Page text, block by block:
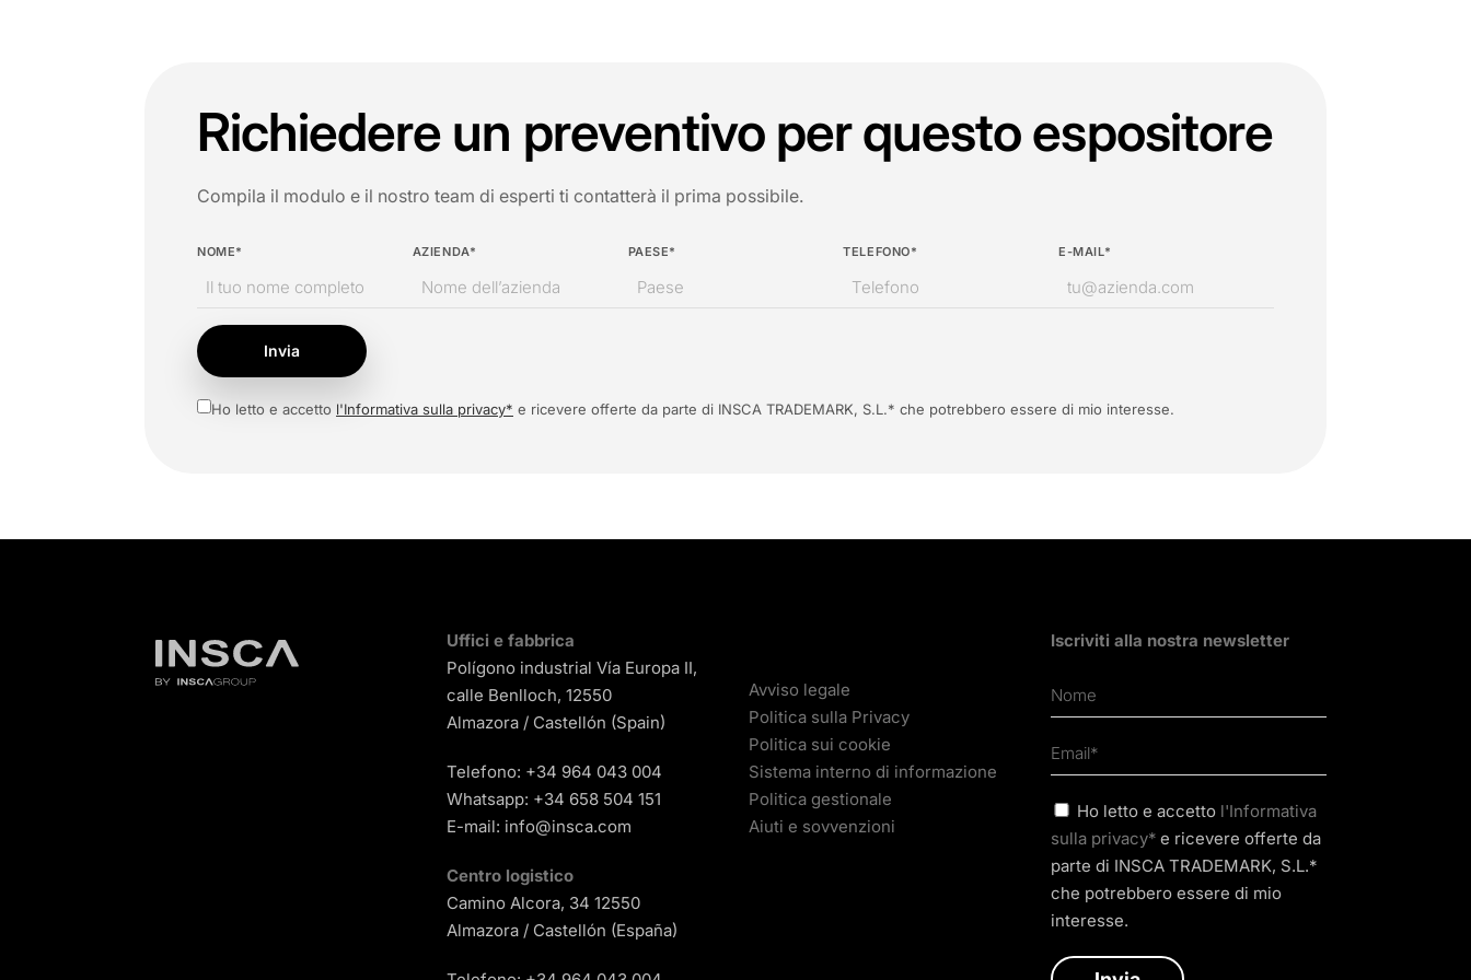
Richiedere un preventivo per questo espositore
Compila il modulo e il nostro team di esperti ti contatterà il prima possibile.
NOME* AZIENDA* PAESE* TELEFONO* E-MAIL*
Invia
Ho letto e accetto l'Informativa sulla privacy* e ricevere offerte da parte di INSCA TRADEMARK, S.L.* che potrebbero essere di mio interesse.
Uffici e fabbrica
Polígono industrial Vía Europa II,
calle Benlloch, 12550
Almazora / Castellón (Spain)
Telefono: +34 964 043 004
Whatsapp: +34 658 504 151
E-mail: info@insca.com
Centro logistico
Camino Alcora, 34 12550
Almazora / Castellón (España)
Avviso legale
Politica sulla Privacy
Politica sui cookie
Sistema interno di informazione
Politica gestionale
Aiuti e sovvenzioni
Iscriviti alla nostra newsletter
Ho letto e accetto l'Informativa
sulla privacy* e ricevere offerte da
parte di INSCA TRADEMARK, S.L.*
che potrebbero essere di mio
interesse.